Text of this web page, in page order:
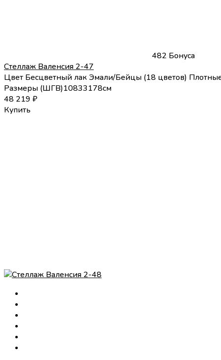
482 Бонуса
Стеллаж Валенсия 2-47
Цвет Бесцветный лак Эмали/Бейцы (18 цветов)
Размеры (ШГВ)10833178см
48 219 ₽
Купить